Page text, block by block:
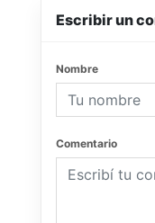
Escribir un
Nombre
Comentario